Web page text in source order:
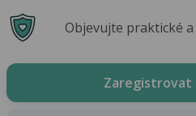
Objevujte praktické
Zaregistrovat